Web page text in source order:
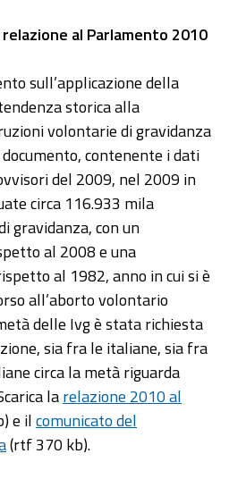
al Parlamento 2010
sull’applicazione della
storica alla
volontarie di gravidanza
contenente i dati
del 2009, nel 2009 in
circa 116.933 mila
gravidanza, con un
al 2008 e una
al 1982, anno in cui si è
all’aborto volontario
delle Ivg è stata richiesta
sia fra le italiane, sia fra
circa la metà riguarda
larelazione 2010 al
e ilcomunicato del
(rtf 370 kb).